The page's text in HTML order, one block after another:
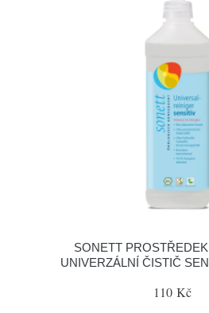
SONETT
UNIVERZÁLNÍ ČISTIČ
110 Kč